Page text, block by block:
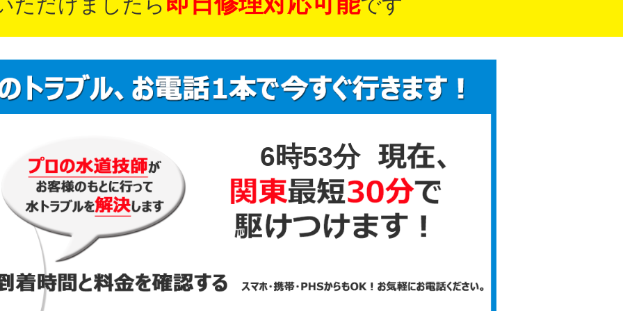
6時53分